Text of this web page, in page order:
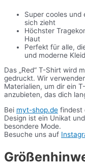
Super cooles und
sich zieht
Höchster
Haut
Perfekt für alle,
und moderne
Das „Red“ T-Shirt wird
gedruckt. Wir
Materialien, um dir ein
anzubieten, das dich
Bei myt-shop.de findest
Design ist ein Unikat
besondere Mode.
Besuche uns auf